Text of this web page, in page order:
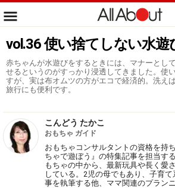
vol.36 使い捨てしない水遊
赤ちゃんが水遊びをするときには、マナーとし
せるというのがすっかり浸透してきました。使
すが、実は布オムツの方がエコで経済的。洗え
旅行にも便利です。
こんどう たかこ
おもちゃ ガイド
おもちゃコンサルタントの資格を持
ちゃで遊ぼう』の特集記事を担当す
もちゃの中から、最新玩具や長く愛
している。2児の母でもあり、子育
事を執筆する他、ママ関連のプラン